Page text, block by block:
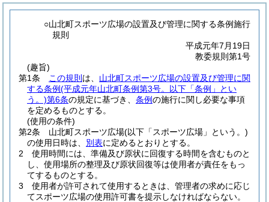
○山北町スポーツ広場の設置及び管理に関する条例施行
規則
平成元年7月19日
教委規則第1号
(趣旨)
第1条
この規則 は、 山北町スポーツ広場の設置及び管理に関
する条例(平成元年山北町条例第3号。以下「条例」とい
う。)第6条の規定に基づき、 条例の施行に関し必要な事項
を定めるものとする。
(使用の条件)
第2条
山北町スポーツ広場(以下「スポーツ広場」という。)
の使用日時は、 別表に定めるとおりとする。
2
使用時間には、準備及び原状に回復する時間を含むものと
し、使用場所の整理及び原状回復等は使用者が責任をもっ
てするものとする。
3
使用者が許可されて使用するときは、管理者の求めに応じ
てスポーツ広場の使用許可書を提示しなければならない。